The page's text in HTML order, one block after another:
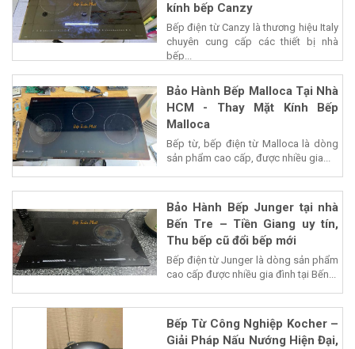
kính bếp Canzy
Bếp điện từ Canzy là thương hiệu Italy
chuyên cung cấp các thiết bị nhà
bếp...
Bảo Hành Bếp Malloca Tại Nhà
HCM - Thay Mặt Kính Bếp
Malloca
Bếp từ, bếp điện từ Malloca là dòng
sản phẩm cao cấp, được nhiều gia...
Bảo Hành Bếp Junger tại nhà
Bến Tre – Tiền Giang uy tín,
Thu bếp cũ đổi bếp mới
Bếp điện từ Junger là dòng sản phẩm
cao cấp được nhiều gia đình tại Bến...
Bếp Từ Công Nghiệp Kocher –
Giải Pháp Nấu Nướng Hiện Đại,